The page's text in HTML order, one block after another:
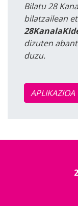
Bilatu 28
bilatzailean
dizuten
duzu.
APLIKAZIOA